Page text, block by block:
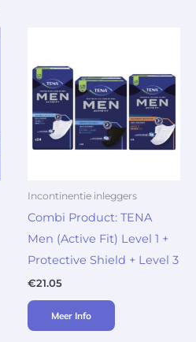
Incontinentie inleggers
Combi Product: TENA
Men (Active Fit) Level 1 +
Protective Shield + Level 3
€21.05
Meer Info